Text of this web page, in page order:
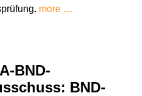
more …
BND-
BND-